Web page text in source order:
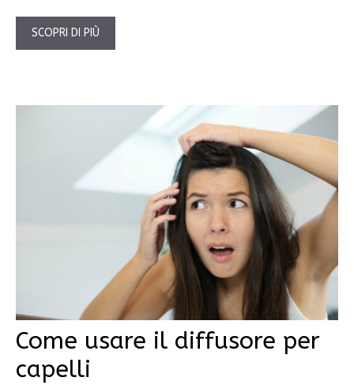
SCOPRI DI PIÙ
Come usare il diffusore per
capelli